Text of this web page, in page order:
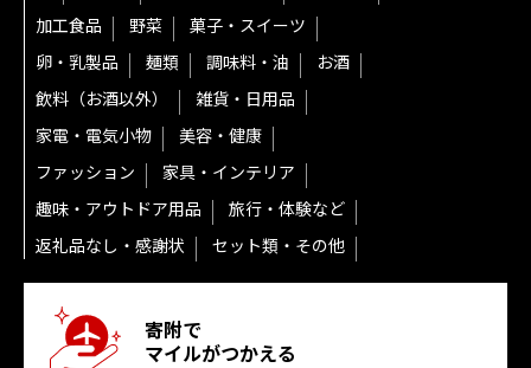
加工食品
野菜
菓子・スイーツ
卵・乳製品
麺類 調味料・油
お酒
飲料（お酒以外）
雑貨・日用品
家電・電気小物
美容・健康
ファッション
家具・インテリア
趣味・アウトドア用品
旅行・体験など
返礼品なし・感謝状
セット類・その他
寄附で
マイルがつかえる